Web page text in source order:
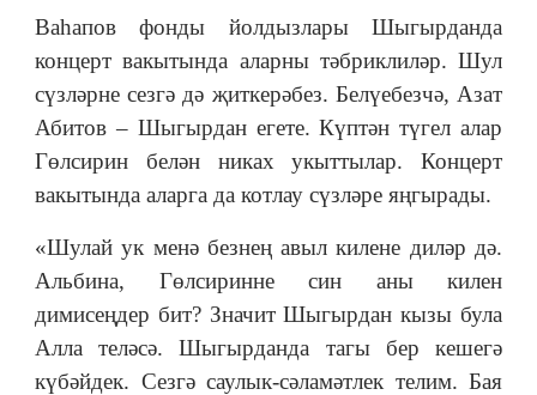
Ваһапов фонды йолдызлары Шыгырданда
концерт вакытында аларны тәбриклиләр. Шул
сүзләрне сезгә дә җиткерәбез. Белүебезчә, Азат
Абитов ‒ Шыгырдан егете. Күптән түгел алар
Гөлсирин белән никах укыттылар. Концерт
вакытында аларга да котлау сүзләре яңгырады.
«Шулай ук менә безнең авыл килене диләр дә.
Альбина, Гөлсиринне син аны килен
димисеңдер бит? Значит Шыгырдан кызы була
Алла теләсә. Шыгырданда тагы бер кешегә
күбәйдек. Сезгә саулык-сәламәтлек телим. Бая